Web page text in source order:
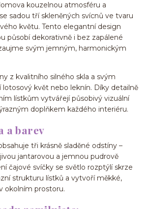
kouzelnou atmosféru a
sadou tří skleněných svícnů ve tvaru
květu. Tento elegantní design
působí dekorativně i bez zapálené
svým jemným, harmonickým
z kvalitního silného skla a svým
květ nebo leknín. Díky detailně
lístkům vytvářejí působivý vizuální
doplňkem každého interiéru.
a barev
tři krásně sladěné odstíny –
jantarovou a jemnou pudrově
čajové svíčky se světlo rozptýlí skrze
strukturu lístků a vytvoří měkké,
okolním prostoru.